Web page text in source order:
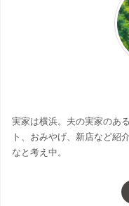
実家は横浜。夫の実家のあ
ト、おみやげ、新店など紹
なと考え中。